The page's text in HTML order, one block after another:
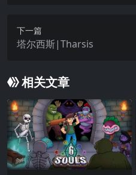
下一篇
塔尔西斯|Tharsis
相关文章